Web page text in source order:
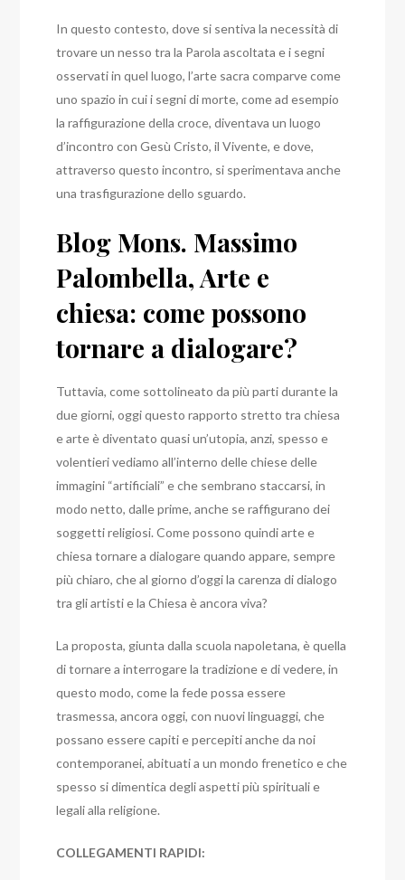
In questo contesto, dove si sentiva la necessità di
trovare un nesso tra la Parola ascoltata e i segni
osservati in quel luogo, l’arte sacra comparve come
uno spazio in cui i segni di morte, come ad esempio
la raffigurazione della croce, diventava un luogo
d’incontro con Gesù Cristo, il Vivente, e dove,
attraverso questo incontro, si sperimentava anche
una trasfigurazione dello sguardo.
Blog Mons. Massimo
Palombella, Arte e
chiesa: come possono
tornare a dialogare?
Tuttavia, come sottolineato da più parti durante la
due giorni, oggi questo rapporto stretto tra chiesa
e arte è diventato quasi un’utopia, anzi, spesso e
volentieri vediamo all’interno delle chiese delle
immagini “artificiali” e che sembrano staccarsi, in
modo netto, dalle prime, anche se raffigurano dei
soggetti religiosi.Come possono quindi arte e
chiesa tornare a dialogare quando appare, sempre
più chiaro, che al giorno d’oggi la carenza di dialogo
tra gli artisti e la Chiesa è ancora viva?
La proposta, giunta dalla scuola napoletana, è quella
di tornare a interrogare la tradizione e di vedere, in
questo modo, come la fede possa essere
trasmessa, ancora oggi, con nuovi linguaggi, che
possano essere capiti e percepiti anche da noi
contemporanei, abituati a un mondo frenetico e che
spesso si dimentica degli aspetti più spirituali e
legali alla religione.
COLLEGAMENTI RAPIDI: